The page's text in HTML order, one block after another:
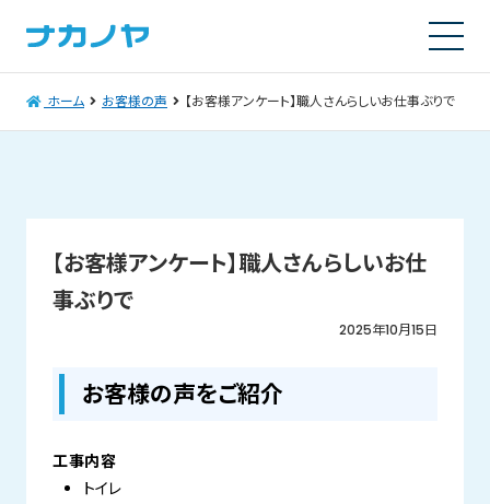
ホーム お客様の声 【お客様アンケート】職人さんらしいお仕事ぶりで
【お客様アンケート】職人さんらしいお仕
事ぶりで
2025年10月15日
お客様の声をご紹介
工事内容
トイレ